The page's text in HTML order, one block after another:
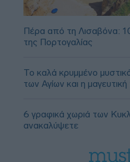
Πέρα από τη Λισαβόνα:
της Πορτογαλίας
Το καλά κρυμμένο
των Αγίων και η
6 γραφικά χωριά των
ανακαλύψετε